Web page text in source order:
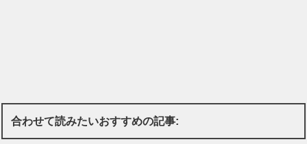
合わせて読みたいおすすめの記事: